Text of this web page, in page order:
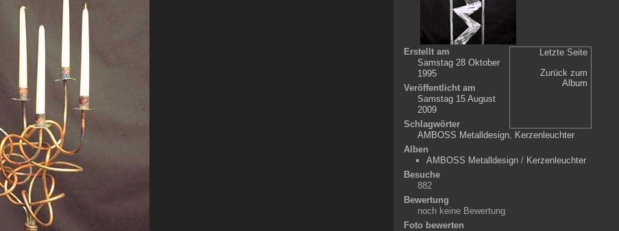
Letzte Seite
Zurück zum
Album
Erstellt am
Samstag 28 Oktober
1995
Veröffentlicht am
Samstag 15 August
2009
Schlagwörter
AMBOSS Metalldesign, Kerzenleuchter
Alben
AMBOSS Metalldesign/ Kerzenleuchter
Besuche
882
Bewertung
noch keine Bewertung
Foto bewerten